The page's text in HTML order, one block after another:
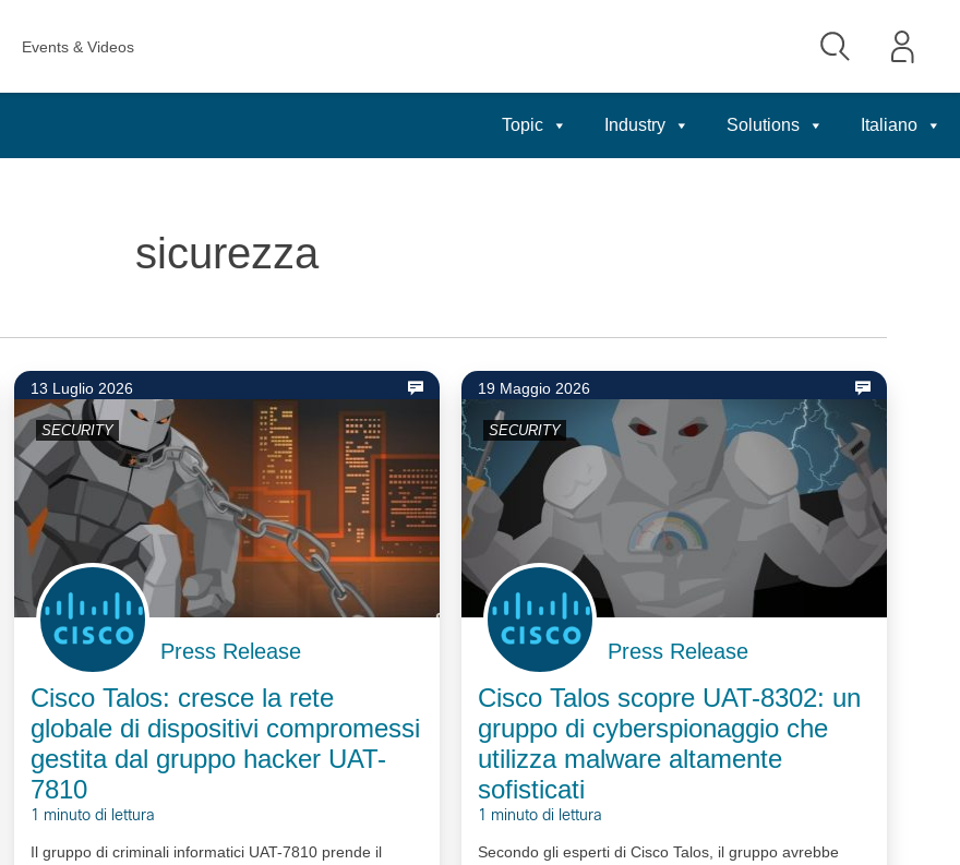
Topic Industry Solutions Italiano
sicurezza
13 Luglio 2026
SECURITY
Press Release
Cisco Talos: cresce la rete
globale di dispositivi compromessi
gestita dal gruppo hacker UAT-
7810
1 minuto di lettura
Il gruppo di criminali informatici UAT-7810 prende il
19 Maggio 2026
SECURITY
Press Release
Cisco Talos scopre UAT-8302: un
gruppo di cyberspionaggio che
utilizza malware altamente
sofisticati
1 minuto di lettura
Secondo gli esperti di Cisco Talos, il gruppo avrebbe